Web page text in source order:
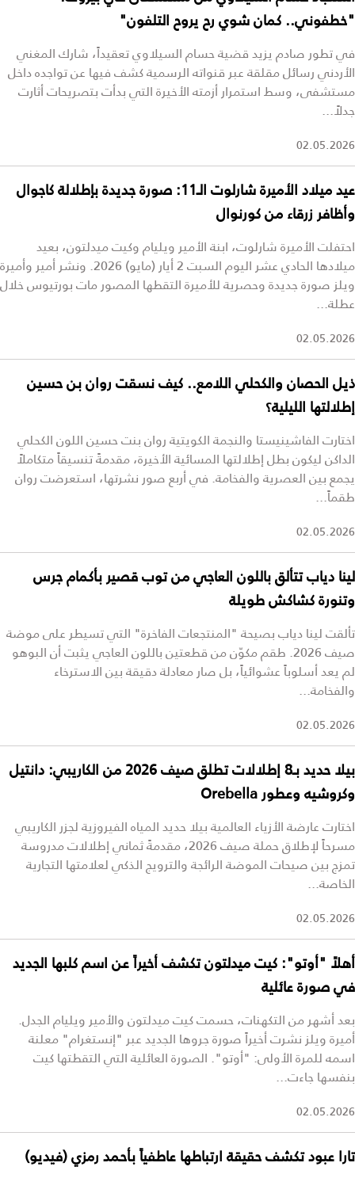
"خطفوني.. كمان شوي رح يروح التلفون"
في تطور صادم يزيد قضية حسام السيلاوي تعقيداً، شارك المغني
الأردني رسائل مقلقة عبر قنواته الرسمية كشف فيها عن تواجده داخل
مستشفى، وسط استمرار أزمته الأخيرة التي بدأت بتصريحات أثارت
جدلاً...
02.05.2026
عيد ميلاد الأميرة شارلوت الـ11: صورة جديدة بإطلالة كاجوال
وأظافر زرقاء من كورنوال
احتفلت الأميرة شارلوت، ابنة الأمير ويليام وكيت ميدلتون، بعيد
ميلادها الحادي عشر اليوم السبت 2 أيار (مايو) 2026. ونشر أمير وأميرة
ويلز صورة جديدة وحصرية للأميرة التقطها المصور مات بورتيوس خلال
عطلة...
02.05.2026
ذيل الحصان والكحلي اللامع.. كيف نسقت روان بن حسين
إطلالتها الليلية؟
اختارت الفاشينيستا والنجمة الكويتية روان بنت حسين اللون الكحلي
الداكن ليكون بطل إطلالتها المسائية الأخيرة، مقدمةً تنسيقاً متكاملاً
يجمع بين العصرية والفخامة. في أربع صور نشرتها، استعرضت روان
طقماً...
02.05.2026
لينا دياب تتألق باللون العاجي من توب قصير بأكمام جرس
وتنورة كشاكش طويلة
تألقت لينا دياب بصيحة "المنتجعات الفاخرة" التي تسيطر على موضة
صيف 2026. طقم مكوّن من قطعتين باللون العاجي يثبت أن البوهو
لم يعد أسلوباً عشوائياً، بل صار معادلة دقيقة بين الاسترخاء
والفخامة...
02.05.2026
بيلا حديد بـ8 إطلالات تطلق صيف 2026 من الكاريبي: دانتيل
وكروشيه وعطور Orebella
اختارت عارضة الأزياء العالمية بيلا حديد المياه الفيروزية لجزر الكاريبي
مسرحاً لإطلاق حملة صيف 2026، مقدمةً ثماني إطلالات مدروسة
تمزج بين صيحات الموضة الرائجة والترويج الذكي لعلامتها التجارية
الخاصة...
02.05.2026
أهلاً "أوتو": كيت ميدلتون تكشف أخيراً عن اسم كلبها الجديد
في صورة عائلية
بعد أشهر من التكهنات، حسمت كيت ميدلتون والأمير ويليام الجدل.
أميرة ويلز نشرت أخيراً صورة جروها الجديد عبر "إنستغرام" معلنة
اسمه للمرة الأولى: "أوتو". الصورة العائلية التي التقطتها كيت
بنفسها جاءت...
02.05.2026
تارا عبود تكشف حقيقة ارتباطها عاطفياً بأحمد رمزي (فيديو)